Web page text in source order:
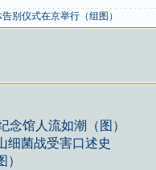
别仪式在京举行（组图）
念馆人流如潮（图）
细菌战受害口述史